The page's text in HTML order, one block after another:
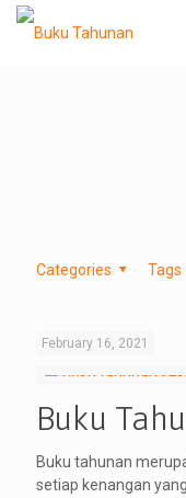
Categories Tags
February 16, 2021
Buku
Buku tahunan
setiap kenangan